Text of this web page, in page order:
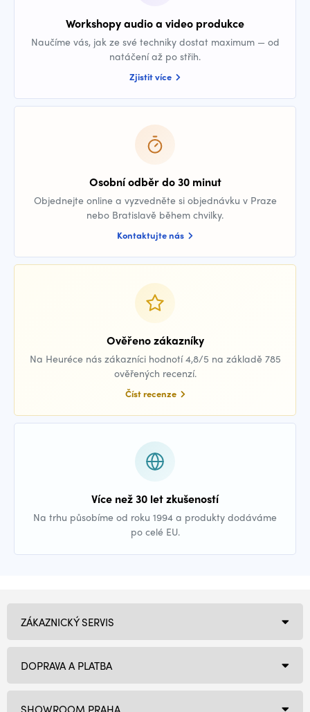
Workshopy audio a video produkce
Naučíme vás, jak ze své techniky dostat maximum — od
natáčení až po střih.
Zjistit více
Osobní odběr do 30 minut
Objednejte online a vyzvedněte si objednávku v Praze
nebo Bratislavě během chvilky.
Kontaktujte nás
Ověřeno zákazníky
Na Heuréce nás zákazníci hodnotí 4,8/5 na základě 785
ověřených recenzí.
Číst recenze
Více než 30 let zkušeností
Na trhu působíme od roku 1994 a produkty dodáváme
po celé EU.
SHOWROOM PRAHA
ZÁKAZNICKÝ SERVIS
DOPRAVA A PLATBA